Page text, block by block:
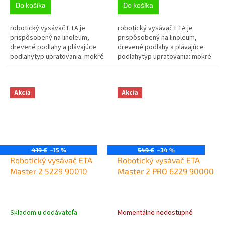
Do košíka
robotický vysávač ETA je
prispôsobený na linoleum,
drevené podlahy a plávajúce
podlahytyp upratovania: mokré
čistenie a suché čisteniek
navigáciadisponuje...
Do košíka
robotický vysávač ETA je
prispôsobený na linoleum,
drevené podlahy a plávajúce
podlahytyp upratovania: mokré
čistenie a suché čisteniek
navigáciadisponuje...
Akcia
419 € –15 %
Robotický vysávač ETA
Master 2 5229 90010
Skladom u dodávateľa
Akcia
549 € –34 %
Robotický vysávač ETA
Master 2 PRO 6229 90000
Momentálne nedostupné